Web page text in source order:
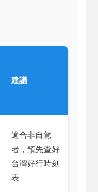
建議
適合非自駕
者，預先查好
台灣好行時刻
表